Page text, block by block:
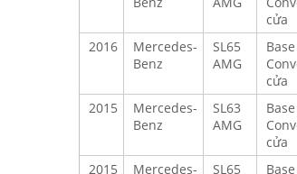
cửa
2016
Mercedes-
Benz
SL65
AMG
Base
cửa
2015
Mercedes-
Benz
SL63
AMG
Base
cửa
2015 Mercedes- SL65 Base